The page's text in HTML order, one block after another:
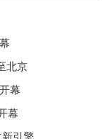
北京
幕
幕
引擎